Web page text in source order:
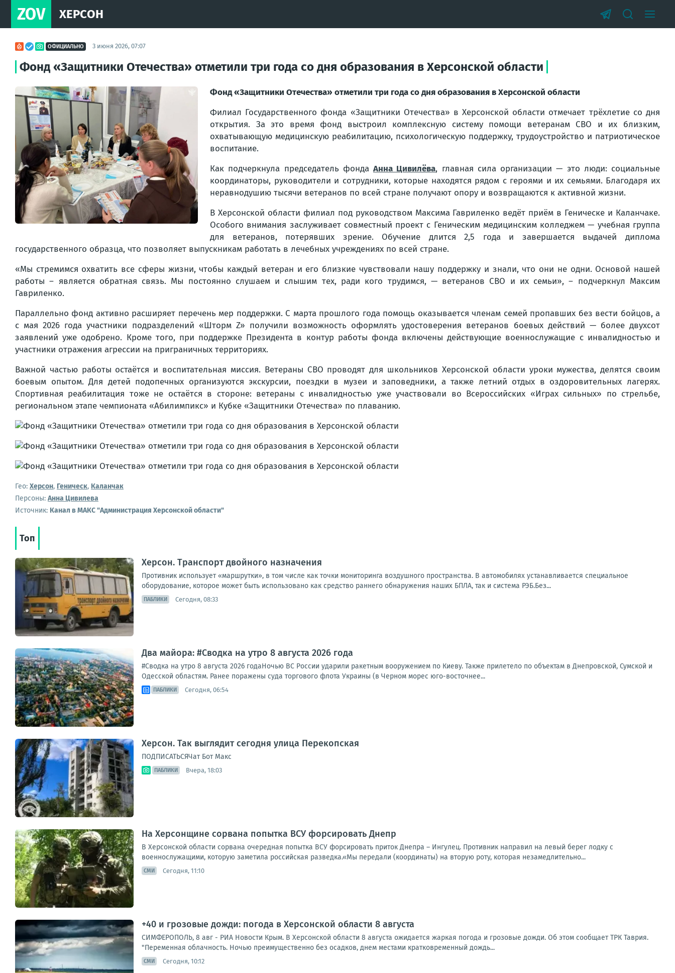
ZOV ХЕРСОН
ОФИЦИАЛЬНО 3 июня 2026, 07:07
Фонд «Защитники Отечества» отметили три года со дня образования в Херсонской области
Фонд «Защитники Отечества» отметили три года со дня образования в Херсонской области
Филиал Государственного фонда «Защитники Отечества» в Херсонской области отмечает трёхлетие со дня
открытия. За это время фонд выстроил комплексную систему помощи ветеранам СВО и их близким,
охватывающую медицинскую реабилитацию, психологическую поддержку, трудоустройство и патриотическое
воспитание.
Как подчеркнула председатель фонда Анна Цивилёва, главная сила организации — это люди: социальные
координаторы, руководители и сотрудники, которые находятся рядом с героями и их семьями. Благодаря их
неравнодушию тысячи ветеранов по всей стране получают опору и возвращаются к активной жизни.
В Херсонской области филиал под руководством Максима Гавриленко ведёт приём в Геническе и Каланчаке.
Особого внимания заслуживает совместный проект с Геническим медицинским колледжем — учебная группа
для ветеранов, потерявших зрение. Обучение длится 2,5 года и завершается выдачей диплома
государственного образца, что позволяет выпускникам работать в лечебных учреждениях по всей стране.
«Мы стремимся охватить все сферы жизни, чтобы каждый ветеран и его близкие чувствовали нашу поддержку и знали, что они не одни. Основой нашей
работы – является обратная связь. Мы постоянно слушаем и слышим тех, ради кого трудимся, — ветеранов СВО и их семьи», – подчеркнул Максим
Гавриленко.
Параллельно фонд активно расширяет перечень мер поддержки. С марта прошлого года помощь оказывается членам семей пропавших без вести бойцов, а
с мая 2026 года участники подразделений «Шторм Z» получили возможность оформлять удостоверения ветеранов боевых действий — более двухсот
заявлений уже одобрено. Кроме того, при поддержке Президента в контур работы фонда включены действующие военнослужащие с инвалидностью и
участники отражения агрессии на приграничных территориях.
Важной частью работы остаётся и воспитательная миссия. Ветераны СВО проводят для школьников Херсонской области уроки мужества, делятся своим
боевым опытом. Для детей подопечных организуются экскурсии, поездки в музеи и заповедники, а также летний отдых в оздоровительных лагерях.
Спортивная реабилитация тоже не остаётся в стороне: ветераны с инвалидностью уже участвовали во Всероссийских «Играх сильных» по стрельбе,
региональном этапе чемпионата «Абилимпикс» и Кубке «Защитники Отечества» по плаванию.
Гео: Херсон, Геническ, Каланчак
Персоны: Анна Цивилева
Источник: Канал в МАКС "Администрация Херсонской области"
Топ
Херсон. Транспорт двойного назначения
Противник использует «маршрутки», в том числе как точки мониторинга воздушного пространства. В автомобилях устанавливается специальное
оборудование, которое может быть использовано как средство раннего обнаружения наших БПЛА, так и система РЭБ.Без...
ПАБЛИКИ Сегодня, 08:33
Два майора: #Сводка на утро 8 августа 2026 года
#Сводка на утро 8 августа 2026 годаНочью ВС России ударили ракетным вооружением по Киеву. Также прилетело по объектам в Днепровской, Сумской и
Одесской областям. Ранее поражены суда торгового флота Украины (в Черном морес юго-восточнее...
ПАБЛИКИ Сегодня, 06:54
Херсон. Так выглядит сегодня улица Перекопская
ПОДПИСАТЬСЯЧат Бот Макс
ПАБЛИКИ Вчера, 18:03
На Херсонщине сорвана попытка ВСУ форсировать Днепр
В Херсонской области сорвана очередная попытка ВСУ форсировать приток Днепра – Ингулец. Противник направил на левый берег лодку с
военнослужащими, которую заметила российская разведка.«Мы передали (координаты) на вторую роту, которая незамедлительно...
СМИ Сегодня, 11:10
+40 и грозовые дожди: погода в Херсонской области 8 августа
СИМФЕРОПОЛЬ, 8 авг - РИА Новости Крым. В Херсонской области 8 августа ожидается жаркая погода и грозовые дожди. Об этом сообщает ТРК Таврия.
"Переменная облачность. Ночью преимущественно без осадков, днем местами кратковременный дождь...
СМИ Сегодня, 10:12